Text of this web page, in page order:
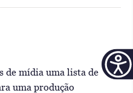
de mídia uma lista de
uma produção